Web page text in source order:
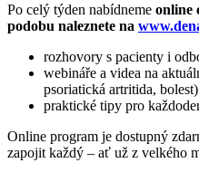
Po celý týden nabídneme online
podobu naleznete na
rozhovory s pacienty i
webináře a videa na
psoriatická artritida,
praktické tipy pro
Online program je dostupný
zapojit každý – ať už z velkého